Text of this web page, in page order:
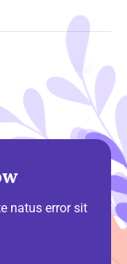
natus error sit